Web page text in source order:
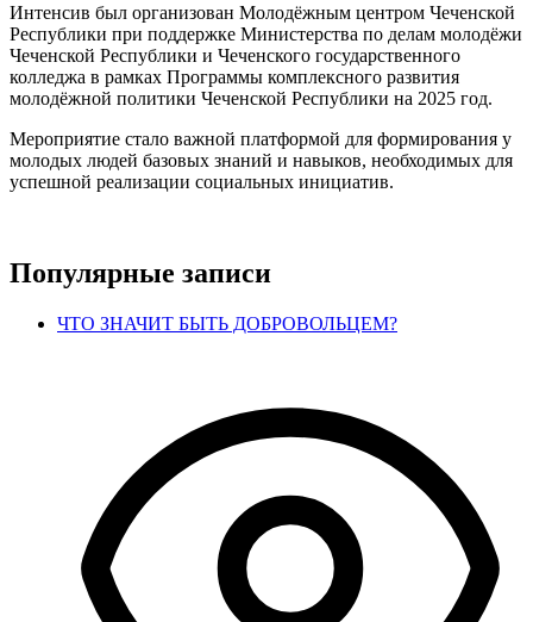
Интенсив был организован Молодёжным центром Чеченской
Республики при поддержке Министерства по делам молодёжи
Чеченской Республики и Чеченского государственного
колледжа в рамках Программы комплексного развития
молодёжной политики Чеченской Республики на 2025 год.
Мероприятие стало важной платформой для формирования у
молодых людей базовых знаний и навыков, необходимых для
успешной реализации социальных инициатив.
Популярные записи
ЧТО ЗНАЧИТ БЫТЬ ДОБРОВОЛЬЦЕМ?